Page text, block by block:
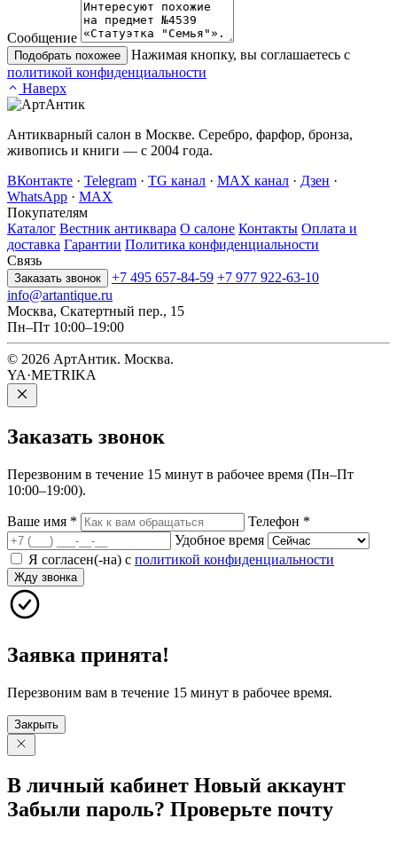
Сообщение
Подобрать похожее
Нажимая кнопку, вы соглашаетесь с
политикой конфиденциальности
Наверх
Антикварный салон в Москве. Серебро, фарфор, бронза,
живопись и книги — с 2004 года.
ВКонтакте · Telegram · TG канал · MAX канал · Дзен ·
WhatsApp · MAX
Покупателям
Каталог Вестник антиквара О салоне Контакты Оплата и
доставка Гарантии Политика конфиденциальности
Связь
Заказать звонок +7 495 657-84-59 +7 977 922-63-10
info@artantique.ru
Москва, Скатертный пер., 15
Пн–Пт 10:00–19:00
© 2026 АртАнтик. Москва.
YA·METRIKA
Заказать звонок
Перезвоним в течение 15 минут в рабочее время (Пн–Пт
10:00–19:00).
Ваше имя * Телефон *
Удобное время
Я согласен(-на) с политикой конфиденциальности
Жду звонка
Заявка принята!
Перезвоним вам в течение 15 минут в рабочее время.
Закрыть
В личный кабинет Новый аккаунт
Забыли пароль? Проверьте почту